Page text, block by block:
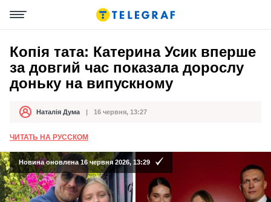
Копія тата: Катерина Усик вперше
за довгий час показала дорослу
доньку на випускному
АвторНаталія Дума
Дата публікації 16 червня, 13:27
ЧИТАТЬ НА РУССКОМ
Новина оновлена 16 червня 2026, 13:29